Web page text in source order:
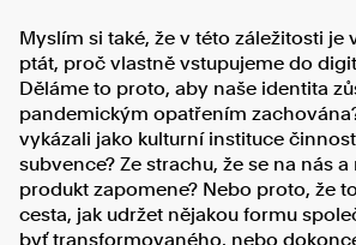
Myslím si také, že v této záležitosti je
ptát, proč vlastně vstupujeme do
Děláme to proto, aby naše identita
pandemickým opatřením
vykázali jako kulturní instituce
subvence? Ze strachu, že se na nás
produkt zapomene? Nebo proto, že
cesta, jak udržet nějakou formu
byť transformovaného, nebo